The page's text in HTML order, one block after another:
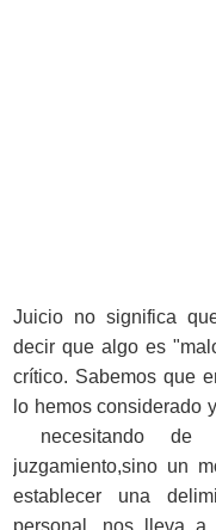
Juicio no significa
decir que algo es
crítico. Sabemos que
lo hemos considerado
necesitando de
juzgamiento,sino un
establecer una
personal, nos lleva